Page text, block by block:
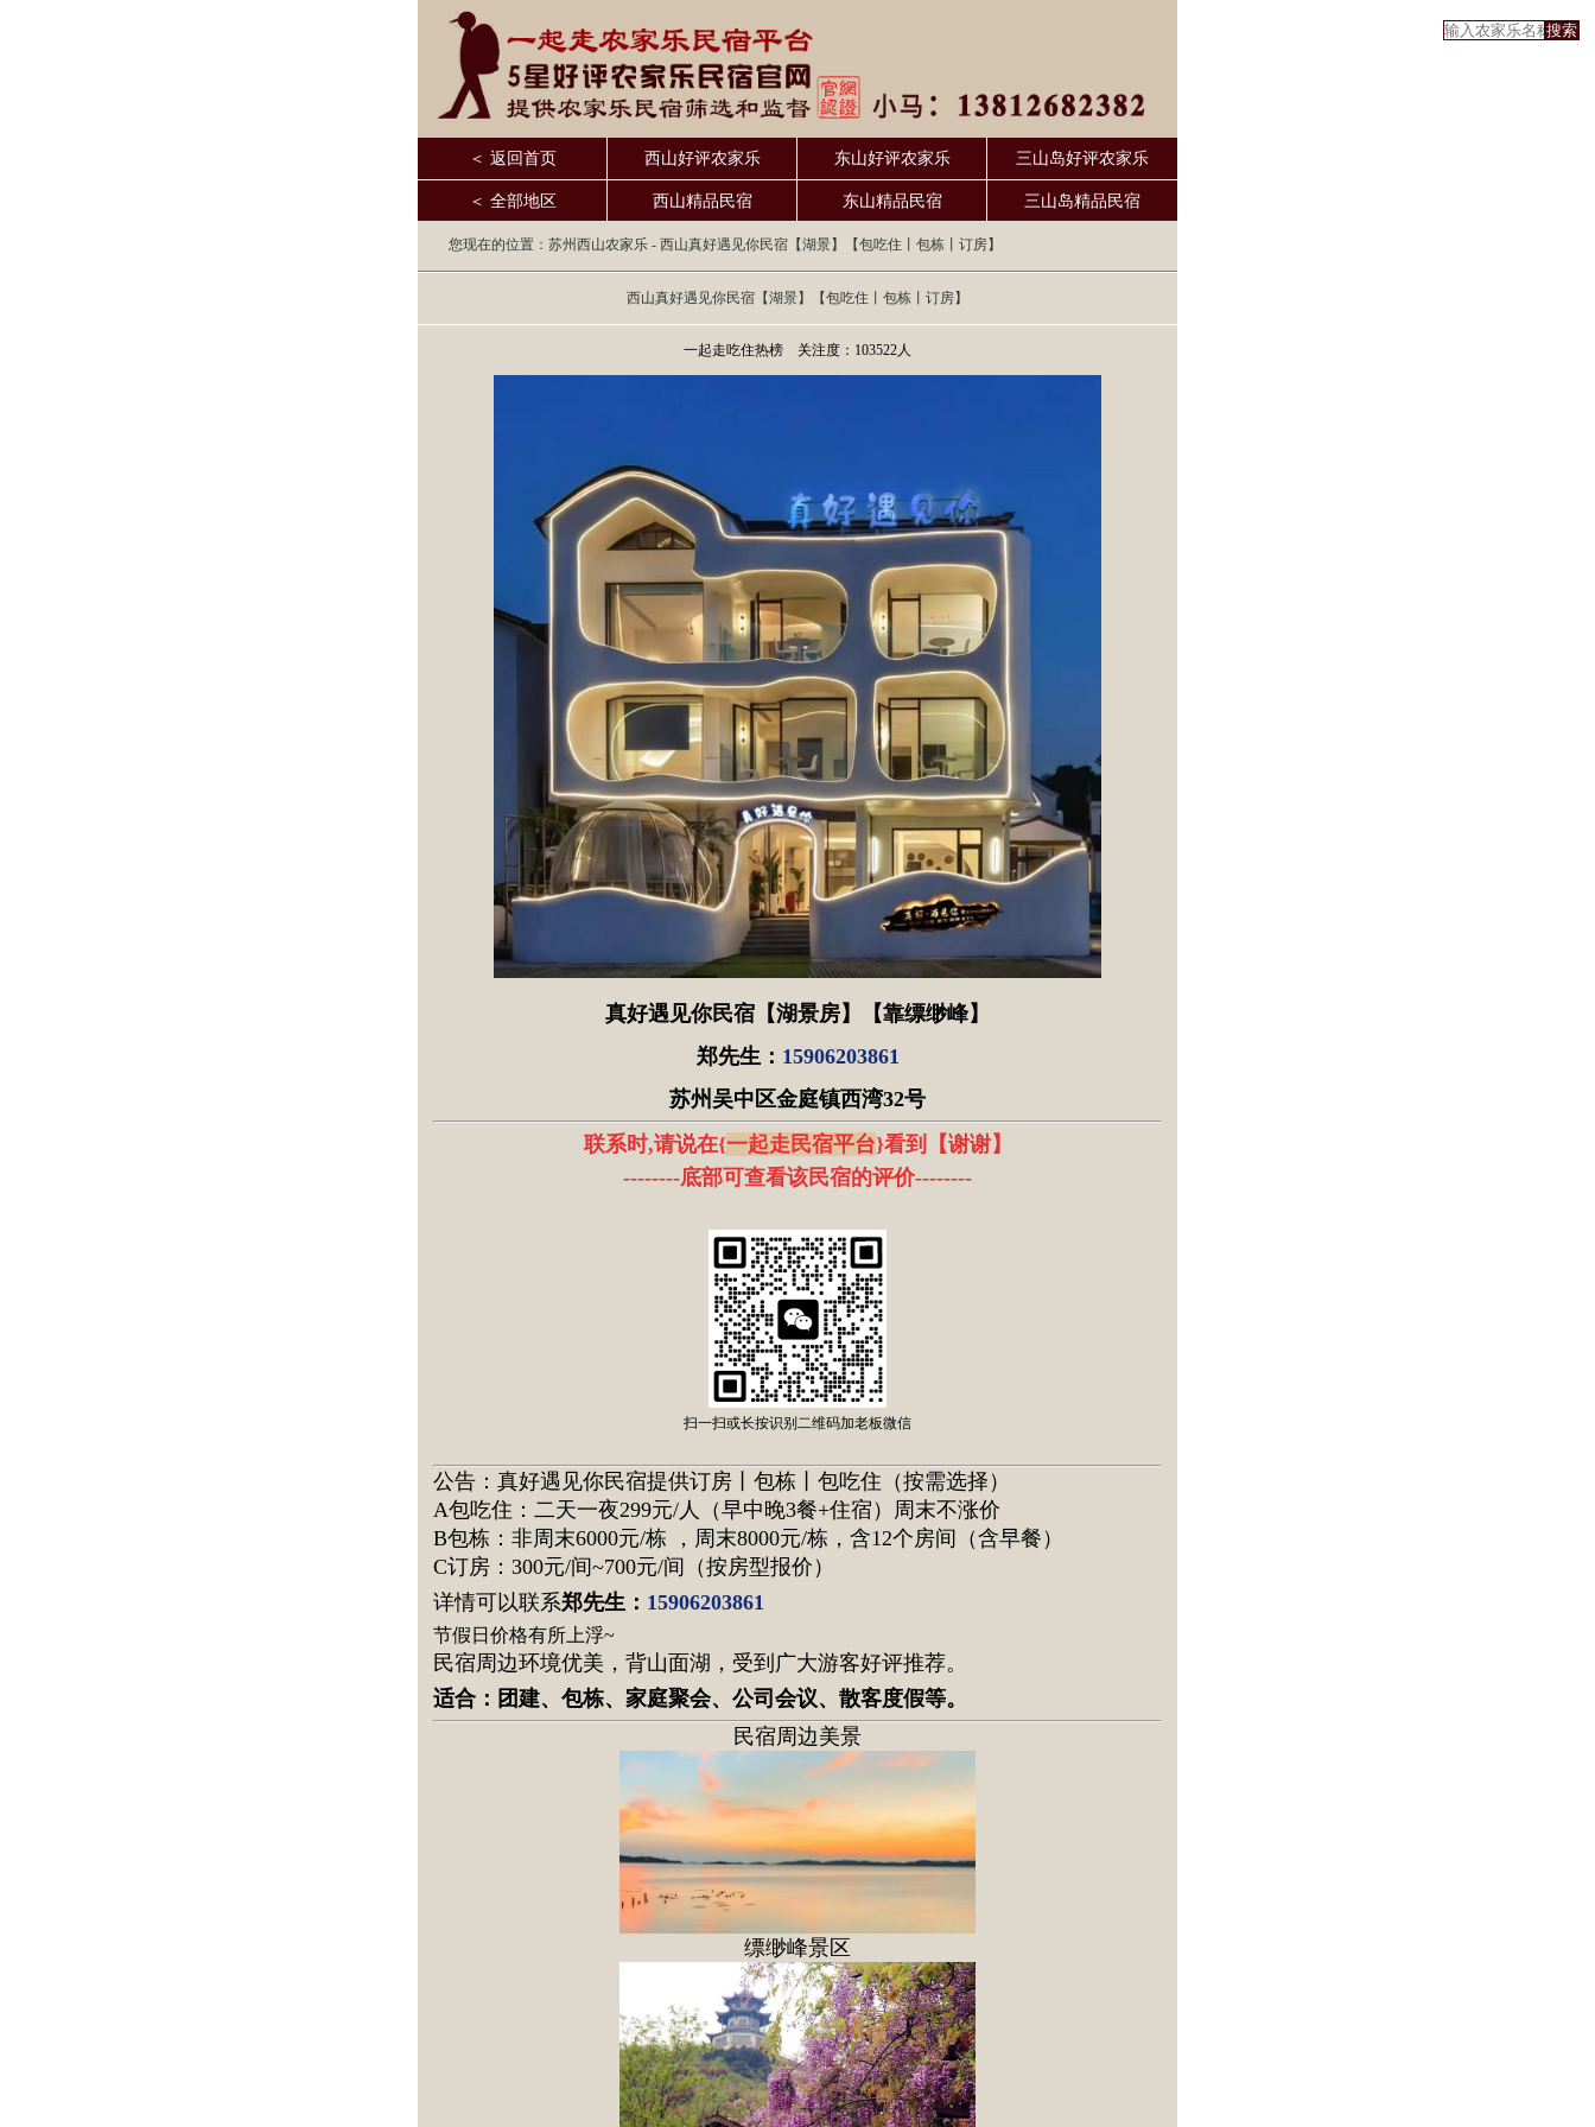
＜ 返回首页 西山好评农家乐 东山好评农家乐 三山岛好评农家乐
＜ 全部地区 西山精品民宿 东山精品民宿 三山岛精品民宿
您现在的位置： 苏州西山农家乐- 西山真好遇见你民宿【湖景】【包吃住丨包栋丨订房】
西山真好遇见你民宿【湖景】【包吃住丨包栋丨订房】
一起走吃住热榜 关注度：103522人
真好遇见你民宿【湖景房】【靠缥缈峰】
郑先生： 15906203861
苏州吴中区金庭镇西湾32号
联系时,请说在{一起走民宿平台}看到 【谢谢】
--------底部可查看该民宿的评价--------
扫一扫或长按识别二维码加老板微信
公告：真好遇见你民宿提供订房丨包栋丨包吃住（按需选择）
A包吃住 ：二天一夜299元/人（早中晚3餐+住宿）周末不涨价
B包栋：非周末6000元/栋 ，周末8000元/栋，含12个房间（含早餐）
C订房：300元/间~700元/间（按房型报价）
详情可以联系郑先生 ： 15906203861
节假日价格有所上浮~
民宿周边环境优美，背山面湖，受到广大游客好评推荐。
适合：团建、包栋、家庭聚会、公司会议、散客度假等。
民宿周边美景
缥缈峰景区